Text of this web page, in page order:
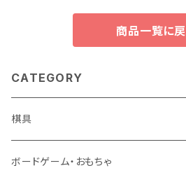
商品一覧に
CATEGORY
棋具
ボードゲーム・おもちゃ